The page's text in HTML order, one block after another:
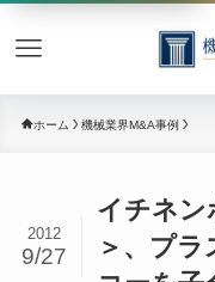
ホーム 機械業界M&A事例
イチネン
＞、プ
2012
9/27